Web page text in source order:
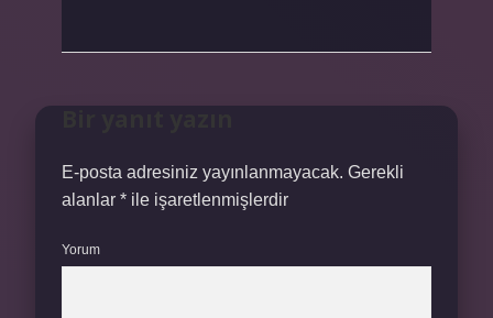
E-posta adresiniz yayınlanmayacak. Gerekli
alanlar * ile işaretlenmişlerdir
Yorum